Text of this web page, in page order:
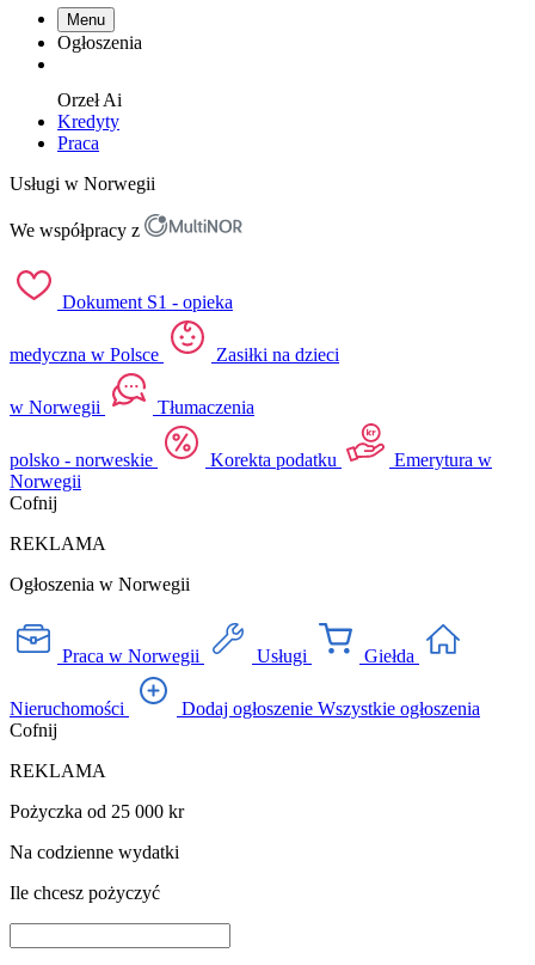
Menu
Ogłoszenia
OrzełAi
Kredyty
Praca
Usługi w Norwegii
We współpracy z
Dokument S1 - opieka
medyczna w Polsce Zasiłki na dzieci
w Norwegii Tłumaczenia
polsko - norweskie Korekta podatku
Emerytura w
Norwegii
Cofnij
REKLAMA
Ogłoszenia w Norwegii
Praca w Norwegii Usługi Giełda
Nieruchomości Dodaj ogłoszenie Wszystkie ogłoszenia
Cofnij
REKLAMA
Pożyczka od 25 000 kr
Na codzienne wydatki
Ile chcesz pożyczyć